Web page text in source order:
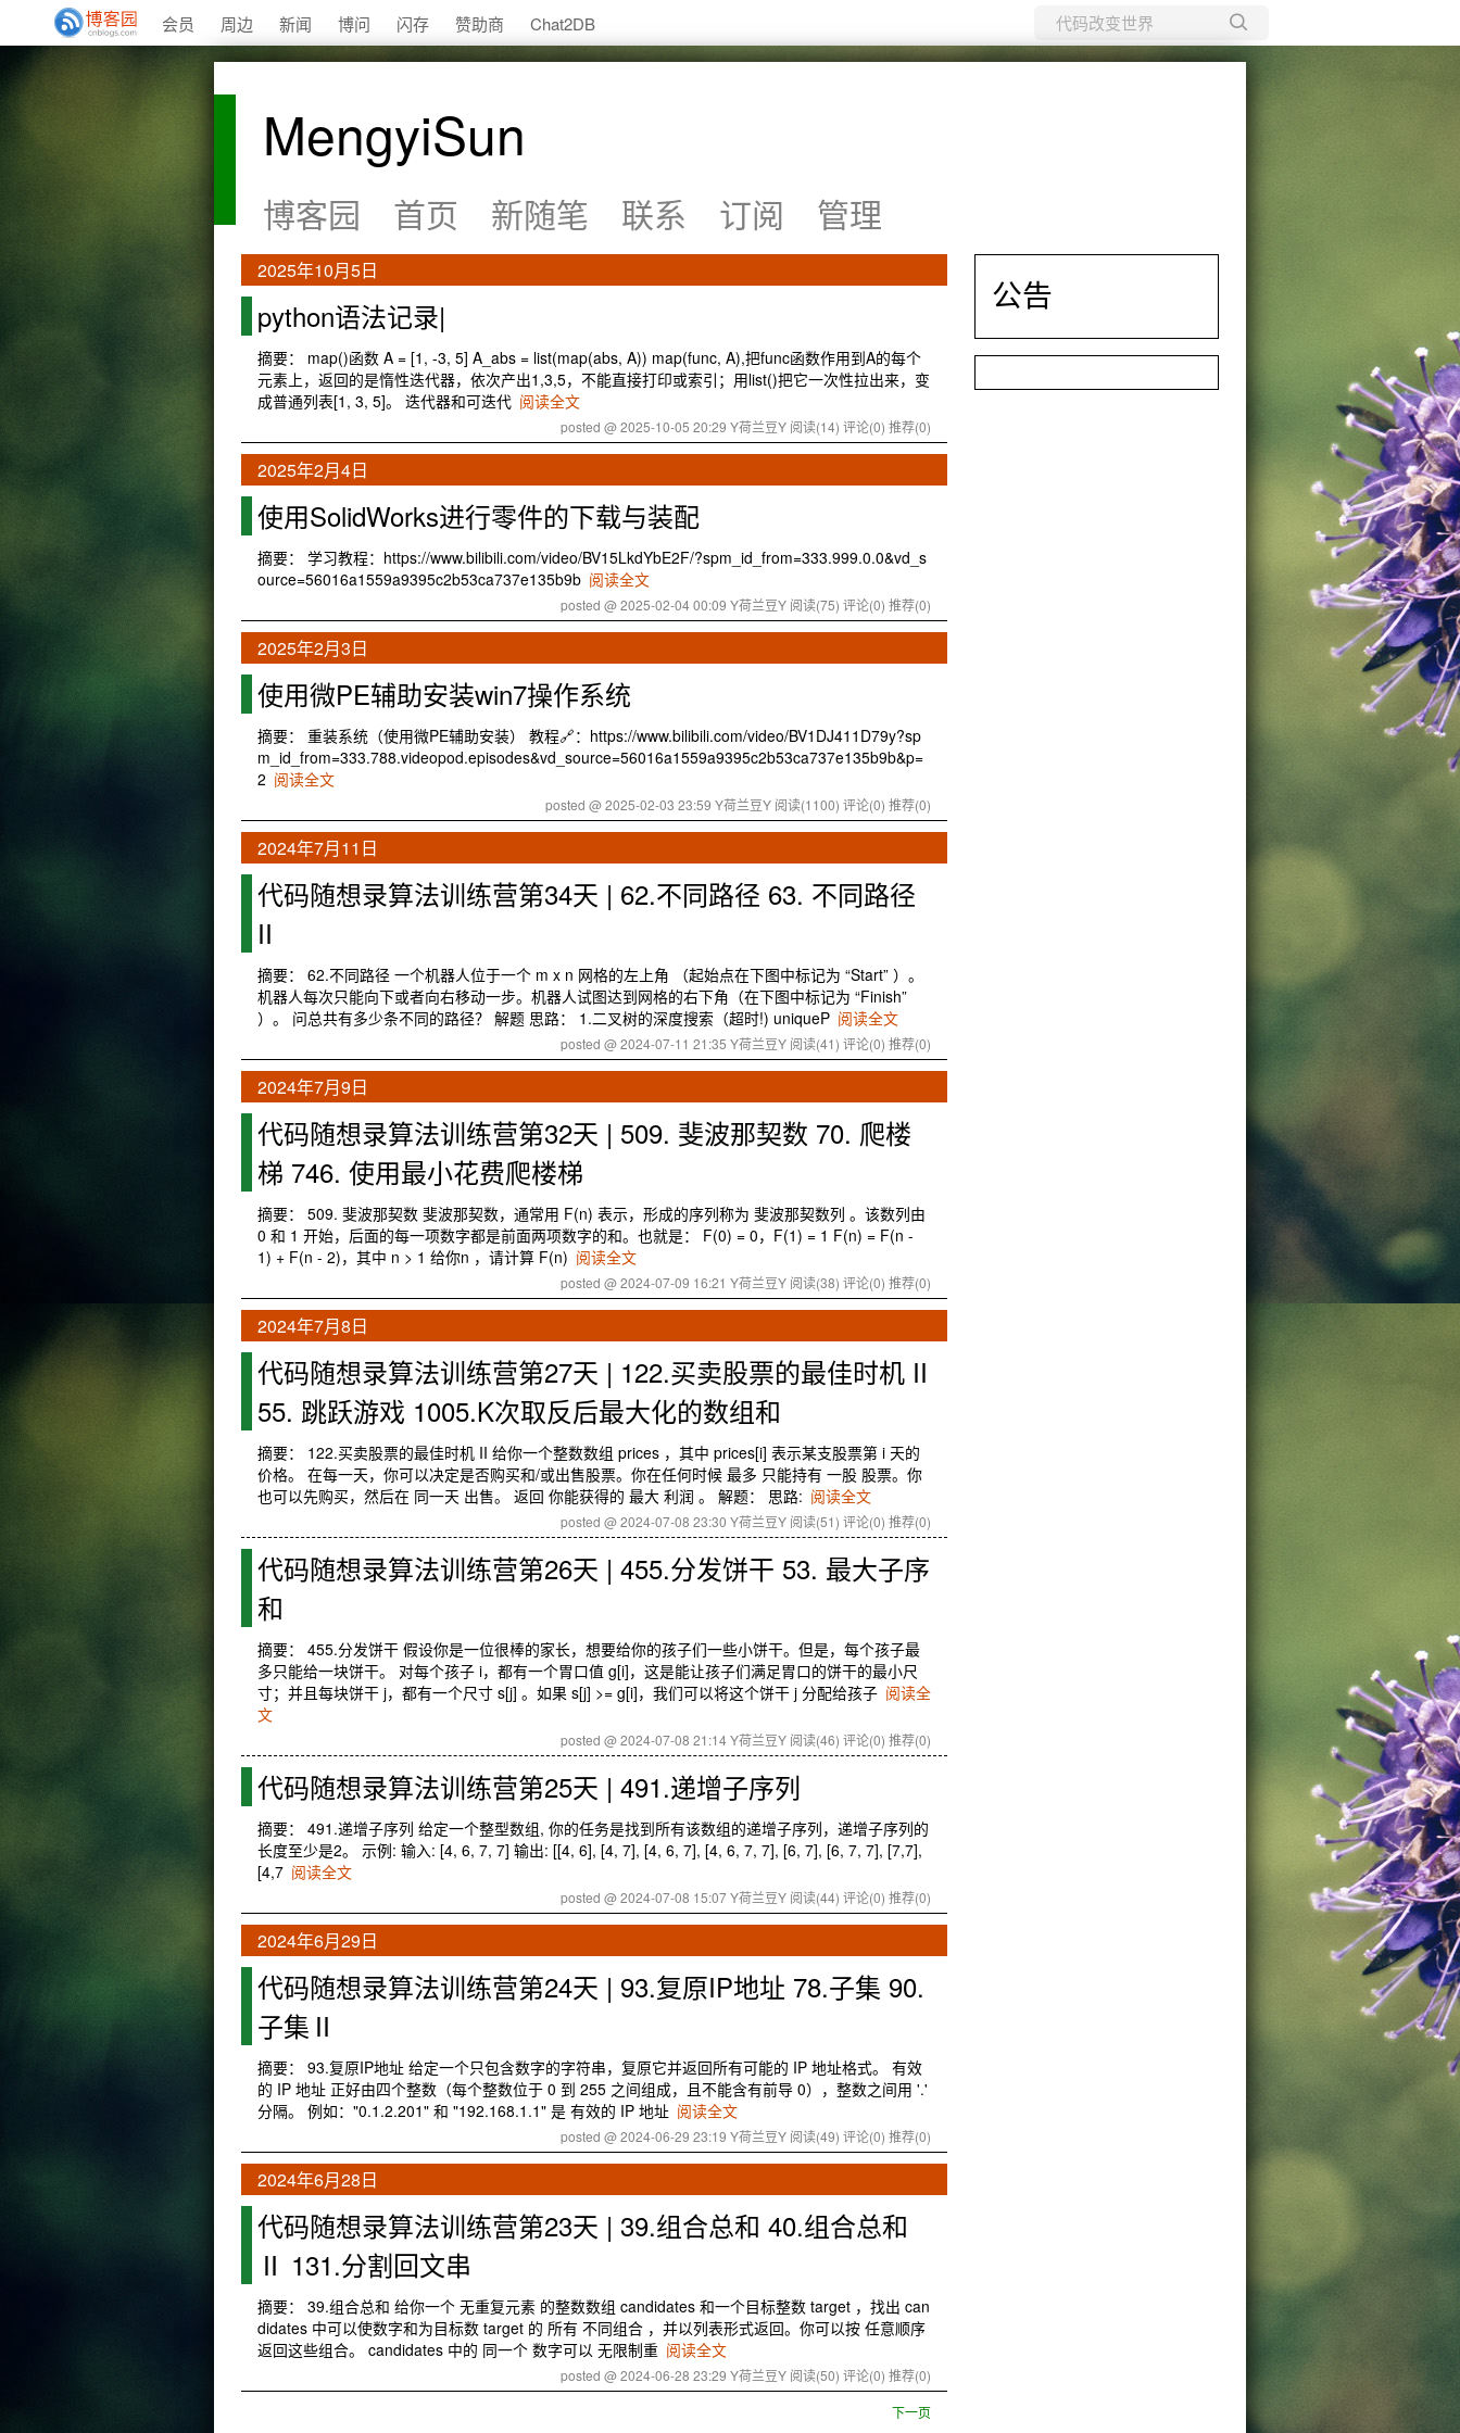
会员 周边 新闻 博问 闪存 赞助商 Chat2DB
所有博客
MengyiSun
博客园 首页 新随笔 联系 订阅 管理
2025年10月5日
python语法记录|
摘要： map()函数 A = [1, -3, 5] A_abs = list(map(abs, A)) map(func, A),把func函数作用到A的每个
元素上，返回的是惰性迭代器，依次产出1,3,5，不能直接打印或索引；用list()把它一次性拉出来，变
成普通列表[1, 3, 5]。 迭代器和可迭代 阅读全文
posted @ 2025-10-05 20:29 Y荷兰豆Y 阅读(14) 评论(0) 推荐(0)
2025年2月4日
使用SolidWorks进行零件的下载与装配
摘要： 学习教程：https://www.bilibili.com/video/BV15LkdYbE2F/?spm_id_from=333.999.0.0&vd_s
ource=56016a1559a9395c2b53ca737e135b9b 阅读全文
posted @ 2025-02-04 00:09 Y荷兰豆Y 阅读(75) 评论(0) 推荐(0)
2025年2月3日
使用微PE辅助安装win7操作系统
摘要： 重装系统（使用微PE辅助安装） 教程🔗：https://www.bilibili.com/video/BV1DJ411D79y?sp
m_id_from=333.788.videopod.episodes&vd_source=56016a1559a9395c2b53ca737e135b9b&p=
2 阅读全文
posted @ 2025-02-03 23:59 Y荷兰豆Y 阅读(1100) 评论(0) 推荐(0)
2024年7月11日
代码随想录算法训练营第34天 | 62.不同路径 63. 不同路径
II
摘要： 62.不同路径 一个机器人位于一个 m x n 网格的左上角 （起始点在下图中标记为 “Start” ）。
机器人每次只能向下或者向右移动一步。机器人试图达到网格的右下角（在下图中标记为 “Finish”
）。 问总共有多少条不同的路径？ 解题 思路： 1.二叉树的深度搜索（超时!) uniqueP 阅读全文
posted @ 2024-07-11 21:35 Y荷兰豆Y 阅读(41) 评论(0) 推荐(0)
2024年7月9日
代码随想录算法训练营第32天 | 509. 斐波那契数 70. 爬楼
梯 746. 使用最小花费爬楼梯
摘要： 509. 斐波那契数 斐波那契数，通常用 F(n) 表示，形成的序列称为 斐波那契数列 。该数列由
0 和 1 开始，后面的每一项数字都是前面两项数字的和。也就是： F(0) = 0，F(1) = 1 F(n) = F(n -
1) + F(n - 2)，其中 n > 1 给你n ，请计算 F(n) 阅读全文
posted @ 2024-07-09 16:21 Y荷兰豆Y 阅读(38) 评论(0) 推荐(0)
2024年7月8日
代码随想录算法训练营第27天 | 122.买卖股票的最佳时机 II
55. 跳跃游戏 1005.K次取反后最大化的数组和
摘要： 122.买卖股票的最佳时机 II 给你一个整数数组 prices ，其中 prices[i] 表示某支股票第 i 天的
价格。 在每一天，你可以决定是否购买和/或出售股票。你在任何时候 最多 只能持有 一股 股票。你
也可以先购买，然后在 同一天 出售。 返回 你能获得的 最大 利润 。 解题： 思路: 阅读全文
posted @ 2024-07-08 23:30 Y荷兰豆Y 阅读(51) 评论(0) 推荐(0)
代码随想录算法训练营第26天 | 455.分发饼干 53. 最大子序
和
摘要： 455.分发饼干 假设你是一位很棒的家长，想要给你的孩子们一些小饼干。但是，每个孩子最
多只能给一块饼干。 对每个孩子 i，都有一个胃口值 g[i]，这是能让孩子们满足胃口的饼干的最小尺
寸；并且每块饼干 j，都有一个尺寸 s[j] 。如果 s[j] >= g[i]，我们可以将这个饼干 j 分配给孩子 阅读全
文
posted @ 2024-07-08 21:14 Y荷兰豆Y 阅读(46) 评论(0) 推荐(0)
代码随想录算法训练营第25天 | 491.递增子序列
摘要： 491.递增子序列 给定一个整型数组, 你的任务是找到所有该数组的递增子序列，递增子序列的
长度至少是2。 示例: 输入: [4, 6, 7, 7] 输出: [[4, 6], [4, 7], [4, 6, 7], [4, 6, 7, 7], [6, 7], [6, 7, 7], [7,7],
[4,7 阅读全文
posted @ 2024-07-08 15:07 Y荷兰豆Y 阅读(44) 评论(0) 推荐(0)
2024年6月29日
代码随想录算法训练营第24天 | 93.复原IP地址 78.子集 90.
子集Ⅱ
摘要： 93.复原IP地址 给定一个只包含数字的字符串，复原它并返回所有可能的 IP 地址格式。 有效
的 IP 地址 正好由四个整数（每个整数位于 0 到 255 之间组成，且不能含有前导 0），整数之间用 '.'
分隔。 例如："0.1.2.201" 和 "192.168.1.1" 是 有效的 IP 地址 阅读全文
posted @ 2024-06-29 23:19 Y荷兰豆Y 阅读(49) 评论(0) 推荐(0)
2024年6月28日
代码随想录算法训练营第23天 | 39.组合总和 40.组合总和
Ⅱ 131.分割回文串
摘要： 39.组合总和 给你一个 无重复元素 的整数数组 candidates 和一个目标整数 target ，找出 can
didates 中可以使数字和为目标数 target 的 所有 不同组合 ，并以列表形式返回。你可以按 任意顺序
返回这些组合。 candidates 中的 同一个 数字可以 无限制重 阅读全文
posted @ 2024-06-28 23:29 Y荷兰豆Y 阅读(50) 评论(0) 推荐(0)
下一页
公告